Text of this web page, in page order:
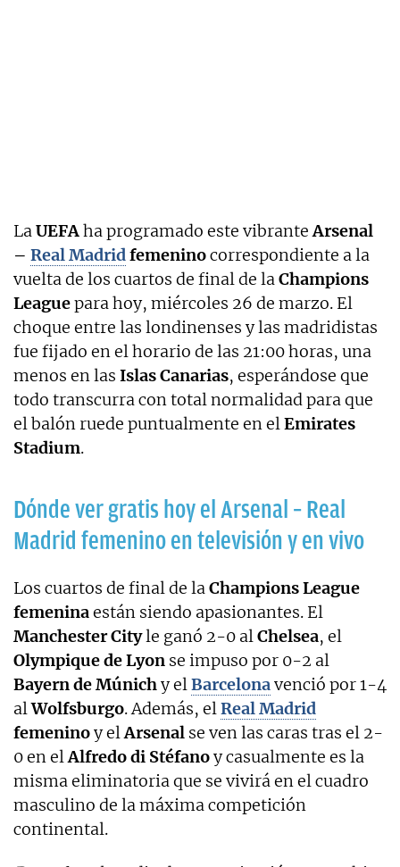
LaUEFAha programado este vibranteArsenal
– Real Madridfemeninocorrespondiente a la
vuelta de los cuartos de final de laChampions
Leaguepara hoy, miércoles 26 de marzo. El
choque entre las londinenses y las madridistas
fue fijado en el horario de las 21:00 horas, una
menos en las Islas Canarias, esperándose que
todo transcurra con total normalidad para que
el balón ruede puntualmente en elEmirates
Stadium.
Dónde ver gratis hoy el Arsenal – Real
Madrid femenino en televisión y en vivo
Los cuartos de final de laChampions League
femeninaestán siendo apasionantes. El
Manchester Cityle ganó 2-0 alChelsea, el
Olympique de Lyon se impuso por 0-2 al
Bayern de Múnichy elBarcelonavenció por 1-4
alWolfsburgo. Además, elReal Madrid
femeninoy elArsenal se ven las caras tras el 2-
0 en elAlfredo di Stéfanoy casualmente es la
misma eliminatoria que se vivirá en el cuadro
masculino de la máxima competición
continental.